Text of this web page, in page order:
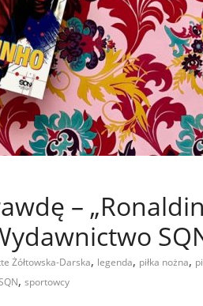
–
Żółtowska-Darska, legenda, piłka nożna,
, sportowcy